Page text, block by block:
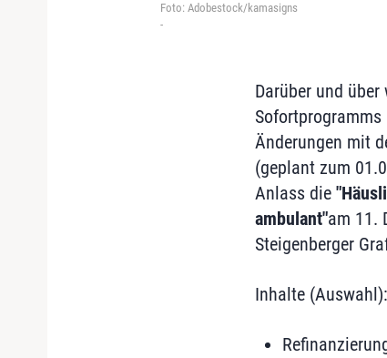
Foto: Adobestock/kamasigns
-
Darüber und
Änderungen mit
(geplant zum
Anlass die
ambulant"am 11.
Steigenberger
Inhalte (Auswahl):